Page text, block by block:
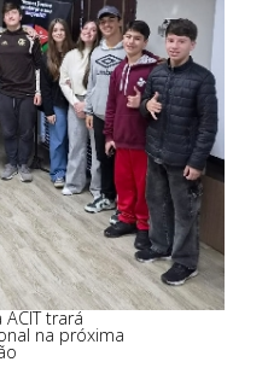
trará
na próxima